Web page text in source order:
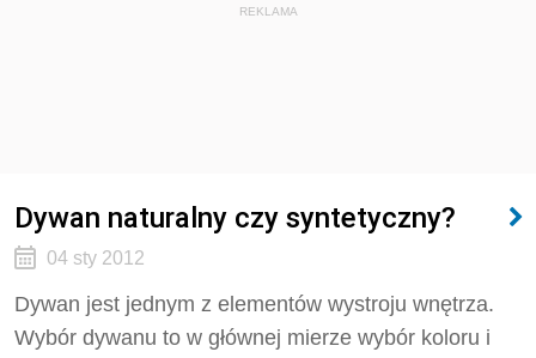
REKLAMA
Dywan naturalny czy syntetyczny?
04 sty 2012
Dywan jest jednym z elementów wystroju wnętrza.
Wybór dywanu to w głównej mierze wybór koloru i